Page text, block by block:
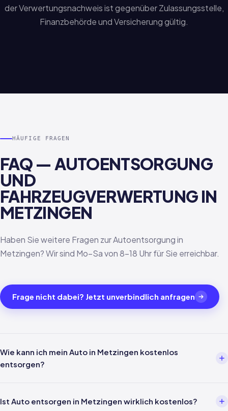
der Verwertungsnachweis ist gegenüber Zulassungsstelle,
Finanzbehörde und Versicherung gültig.
HÄUFIGE FRAGEN
FAQ — AUTOENTSORGUNG
UND
FAHRZEUGVERWERTUNG IN
METZINGEN
Haben Sie weitere Fragen zur Autoentsorgung in
Metzingen? Wir sind Mo–Sa von 8–18 Uhr für Sie erreichbar.
Frage nicht dabei? Jetzt unverbindlich anfragen
Wie kann ich mein Auto in Metzingen kostenlos
entsorgen?
WhatsApp melden — wir kümmern uns um alles weitere inklusive
Ist Auto entsorgen in Metzingen wirklich kostenlos?